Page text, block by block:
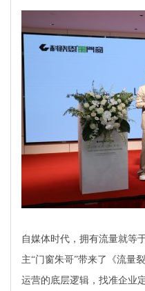
自媒体时代，拥有流量就等
主“门窗朱哥”带来了《流量
运营的底层逻辑，找准企业